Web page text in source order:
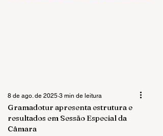
Gramadotur apresenta estrutura e
resultados em Sessão Especial da
Câmara
8 de ago. de 2025 3 min de leitura